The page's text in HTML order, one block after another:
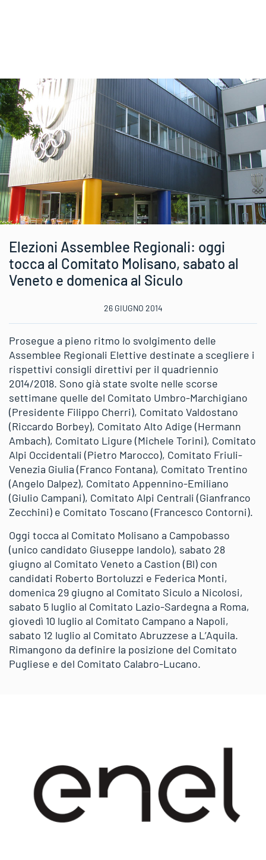
Elezioni Assemblee Regionali: oggi
tocca al Comitato Molisano, sabato al
Veneto e domenica al Siculo
26 GIUGNO 2014
Prosegue a pieno ritmo lo svolgimento delle
Assemblee Regionali Elettive destinate a scegliere i
rispettivi consigli direttivi per il quadriennio
2014/2018. Sono già state svolte nelle scorse
settimane quelle del Comitato Umbro-Marchigiano
(Presidente Filippo Cherri), Comitato Valdostano
(Riccardo Borbey), Comitato Alto Adige (Hermann
Ambach), Comitato Ligure (Michele Torini), Comitato
Alpi Occidentali (Pietro Marocco), Comitato Friuli-
Venezia Giulia (Franco Fontana), Comitato Trentino
(Angelo Dalpez), Comitato Appennino-Emiliano
(Giulio Campani), Comitato Alpi Centrali (Gianfranco
Zecchini) e Comitato Toscano (Francesco Contorni).
Oggi tocca al Comitato Molisano a Campobasso
(unico candidato Giuseppe Iandolo), sabato 28
giugno al Comitato Veneto a Castion (Bl) con
candidati Roberto Bortoluzzi e Federica Monti,
domenica 29 giugno al Comitato Siculo a Nicolosi,
sabato 5 luglio al Comitato Lazio-Sardegna a Roma,
giovedì 10 luglio al Comitato Campano a Napoli,
sabato 12 luglio al Comitato Abruzzese a L’Aquila.
Rimangono da definire la posizione del Comitato
Pugliese e del Comitato Calabro-Lucano.